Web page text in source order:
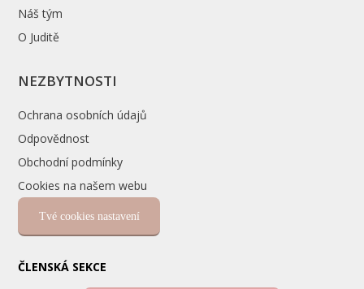
Náš tým
O Juditě
NEZBYTNOSTI
Ochrana osobních údajů
Odpovědnost
Obchodní podmínky
Cookies na našem webu
Tvé cookies nastavení
ČLENSKÁ SEKCE